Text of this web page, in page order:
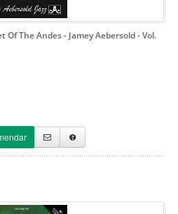
Of The Andes - Jamey Aebersold - Vol.